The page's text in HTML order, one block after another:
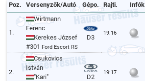
Poz. Versenyzők/Autó Gépo. Rajti. Infók
1.
Wirtmann
Ferenc
Kerekes József
#301 Ford Escort RS
D3
19:16
2.
Csukovics
István
"Kari"
D2
19:17